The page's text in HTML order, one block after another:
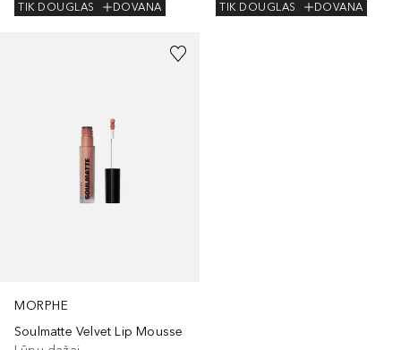
TIK DOUGLAS
DOVANA
TIK DOUGLAS
DOVANA
MORPHE
Soulmatte Velvet Lip Mousse
+3